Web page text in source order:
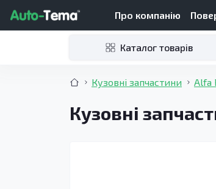
Про компанію
Каталог товарів
Кузовні запчастини Alfa
Кузовні